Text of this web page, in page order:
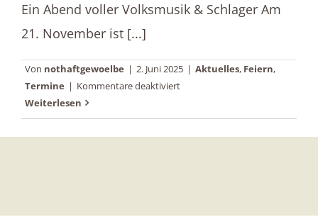
Ein Abend voller Volksmusik & Schlager Am
21. November ist [...]
Von nothaftgewoelbe | 2. Juni 2025 | Aktuelles, Feiern,
Termine | Kommentare deaktiviertfür
November:
Bunter
Weiterlesen